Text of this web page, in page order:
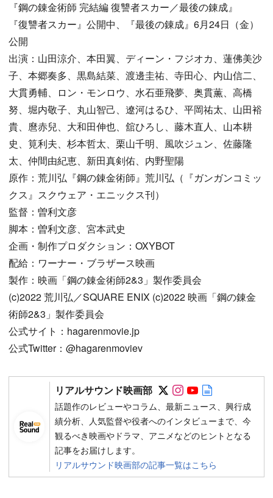
『鋼の錬金術師 完結編 復讐者スカー／最後の錬成』
『復讐者スカー』公開中、『最後の錬成』6月24日（金）
公開
出演：山田涼介、本田翼、ディーン・フジオカ、蓮佛美沙
子、本郷奏多、黒島結菜、渡邊圭祐、寺田心、内山信二、
大貫勇輔、ロン・モンロウ、水石亜飛夢、奥貫薫、高橋
努、堀内敬子、丸山智己、遼河はるひ、平岡祐太、山田裕
貴、麿赤兒、大和田伸也、舘ひろし、藤木直人、山本耕
史、筧利夫、杉本哲太、栗山千明、風吹ジュン、佐藤隆
太、仲間由紀恵、新田真剣佑、内野聖陽
原作：荒川弘『鋼の錬金術師』荒川弘（『ガンガンコミッ
クス』スクウェア・エニックス刊）
監督：曽利文彦
脚本：曽利文彦、宮本武史
企画・制作プロダクション：OXYBOT
配給：ワーナー・ブラザース映画
製作：映画「鋼の錬金術師2&3」製作委員会
(c)2022 荒川弘／SQUARE ENIX (c)2022 映画「鋼の錬金
術師2&3」製作委員会
公式サイト：hagarenmovie.jp
公式Twitter：@hagarenmoviev
リアルサウンド映画部 Follow on SNS
Follow on SNS
Follow on
話題作のレビューやコラム、最新ニュース、興行成
績分析、人気監督や役者へのインタビューまで、今
観るべき映画やドラマ、アニメなどのヒントとなる
記事をお届けします。
リアルサウンド映画部の記事一覧はこちら